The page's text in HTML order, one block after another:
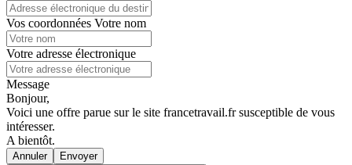
Vos coordonnées Votre nom
Votre adresse électronique
Message
Bonjour,
Voici une offre parue sur le site francetravail.fr susceptible de vous
intéresser.
A bientôt.
Annuler